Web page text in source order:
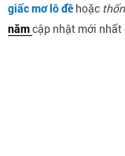
giấc mơ lô đề hoặc
nămcập nhật mới nhất